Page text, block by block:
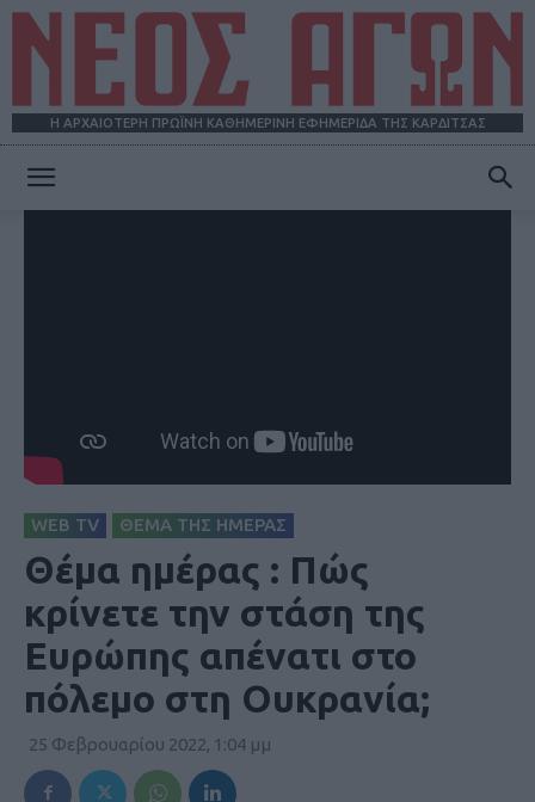
Η ΑΡΧΑΙΟΤΕΡΗ ΠΡΩΪΝΗ ΚΑΘΗΜΕΡΙΝΗ ΕΦΗΜΕΡΙΔΑ ΤΗΣ ΚΑΡΔΙΤΣΑΣ
WEB TV ΘΕΜΑ ΤΗΣ ΗΜΕΡΑΣ
Θέμα ημέρας : Πώς
κρίνετε την στάση της
Ευρώπης απένατι στο
πόλεμο στη Ουκρανία;
25 Φεβρουαρίου 2022, 1:04 μμ